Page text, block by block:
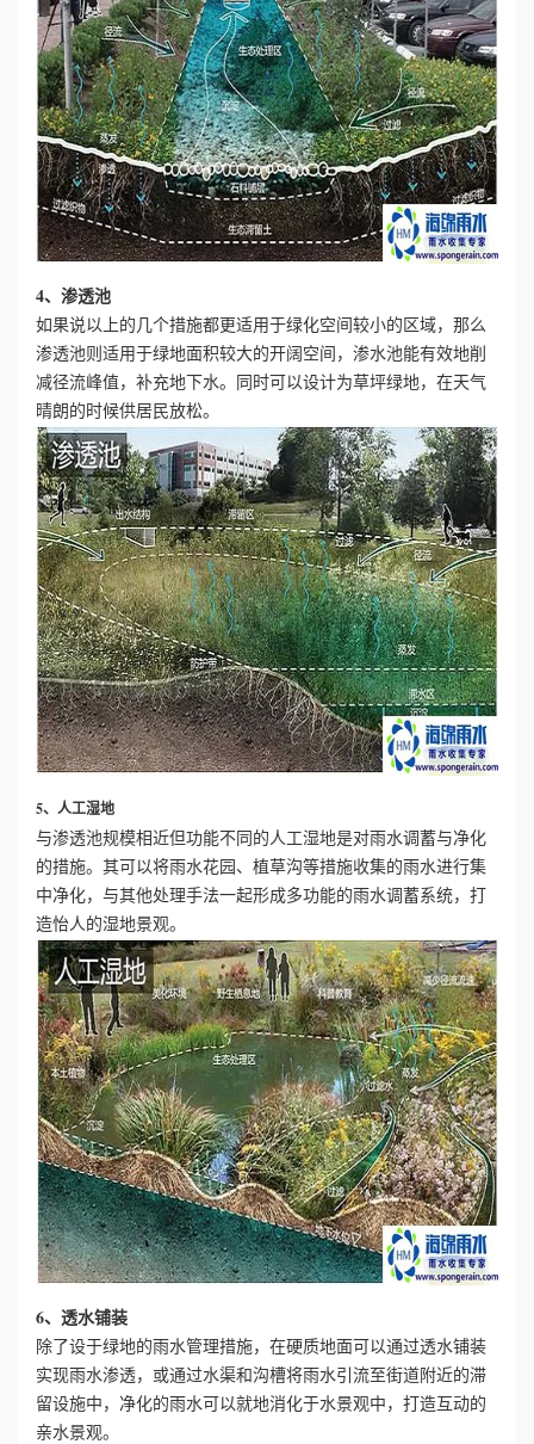
4、渗透池
如果说以上的几个措施都更适用于绿化空间较小的区域，那么
渗透池则适用于绿地面积较大的开阔空间，渗水池能有效地削
减径流峰值，补充地下水。同时可以设计为草坪绿地，在天气
晴朗的时候供居民放松。
5、人工湿地
与渗透池规模相近但功能不同的人工湿地是对雨水调蓄与净化
的措施。其可以将雨水花园、植草沟等措施收集的雨水进行集
中净化，与其他处理手法一起形成多功能的雨水调蓄系统，打
造怡人的湿地景观。
6、透水铺装
除了设于绿地的雨水管理措施，在硬质地面可以通过透水铺装
实现雨水渗透，或通过水渠和沟槽将雨水引流至街道附近的滞
留设施中，净化的雨水可以就地消化于水景观中，打造互动的
亲水景观。